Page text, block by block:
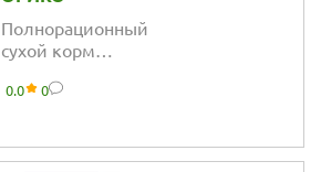
Полнорационный
сухой корм
взрослых собак
0.0 0